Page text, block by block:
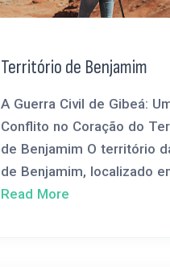
Território de Benjamim
A Guerra Civil de Gibeá:
Conflito no Coração do
de Benjamim O território
de Benjamim, localizado
Read More